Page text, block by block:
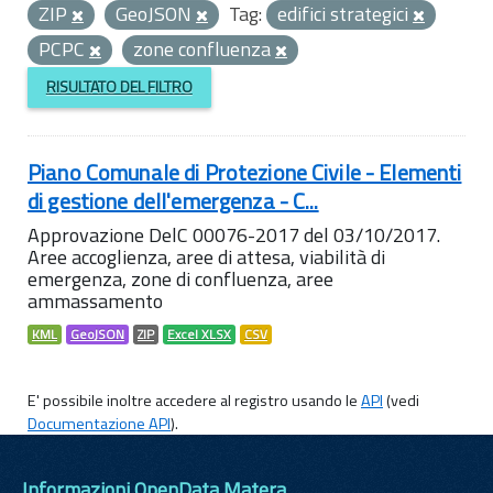
ZIP
GeoJSON Tag: edifici strategici
PCPC
zone confluenza
RISULTATO DEL FILTRO
Piano Comunale di Protezione Civile - Elementi
di gestione dell'emergenza - C...
Approvazione DelC 00076-2017 del 03/10/2017.
Aree accoglienza, aree di attesa, viabilità di
emergenza, zone di confluenza, aree
ammassamento
KML GeoJSON ZIP Excel XLSX CSV
E' possibile inoltre accedere al registro usando leAPI(vedi
Documentazione API).